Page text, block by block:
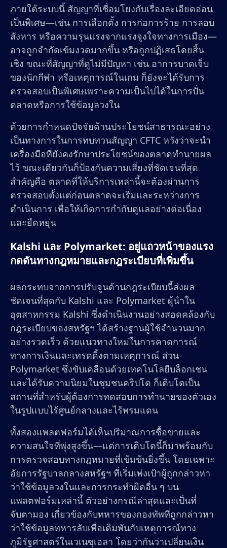
ภายใต้ระบบนี้ สัญญาที่เชื่อมโยงกับเรื่องละเอียดอ่อน
เป็นพิเศษ—เช่น การเลือกตั้ง การก่อการร้าย การลอบ
สังหาร หรือความรุนแรงจากแรงจูงใจทางการเมือง—
อาจถูกจำกัดเข้มงวดมากขึ้น หรือถูกปฏิเสธโดยสิ้น
เชิง ขณะที่สัญญาที่ดูไม่มีปัญหา เช่น อาการบาดเจ็บ
ของนักกีฬา หรือเหตุการณ์ในเกม ก็ยังจะได้รับการ
ตรวจสอบเป็นพิเศษเพราะความเป็นไปได้ในการปั่น
ตลาดหรือการใช้ข้อมูลวงใน
ด้วยการกำหนดปัจจัยด้านประโยชน์สาธารณะอย่าง
เป็นทางการในการทบทวนสัญญา CFTC หวังว่าจะนำ
เครื่องมือที่ยังคงรักษาประโยชน์ของตลาดทำนายผล
ไว้ ขณะเดียวกันก็ป้องกันความเสี่ยงที่ชัดเจนที่สุด
สำคัญคือ ตลาดที่ให้บริการเหล่านี้จะต้องผ่านการ
ตรวจสอบตั้งแต่ก่อนตลาดจะเริ่มและระหว่างการ
ดำเนินการ เพื่อให้เกิดการกำกับดูแลอย่างต่อเนื่อง
และยืดหยุ่น
Kalshi และ Polymarket: อยู่แถวหน้าของแรง
กดดันทางกฎหมายและกฎระเบียบที่เพิ่มขึ้น
ผลกระทบจากการปรับจูนด้านกฎระเบียบนี้ส่งผล
ชัดเจนที่สุดกับ Kalshi และ Polymarket ผู้นำใน
อุตสาหกรรม Kalshi ซึ่งดำเนินงานอย่างสอดคล้องกับ
กฎระเบียบของสหรัฐฯ ได้สร้างฐานผู้ใช้จำนวนมาก
อย่างรวดเร็ว ด้วยแนวทางใหม่ในการคาดการณ์
ทางการเงินและเทรดดิ้งตามเหตุการณ์ ส่วน
Polymarket ซึ่งขับเคลื่อนด้วยเทคโนโลยีบล็อกเชน
และได้รับความนิยมในชุมชนคริปโต ก็เติบโตเป็น
สถานที่สำหรับผู้ต้องการทดสอบการทำนายของตัวเอง
ในรูปแบบไร้ศูนย์กลางและไร้พรมแดน
ทั้งสองแพลตฟอร์มได้เห็นปริมาณการซื้อขายและ
ความสนใจที่พุ่งสูงขึ้น—แต่การเติบโตนี้ก็มาพร้อมกับ
การตรวจสอบทางกฎหมายที่เข้มข้นยิ่งขึ้น โดยเฉพาะ
อัยการรัฐบาลกลางสหรัฐฯ ที่เริ่มเพ่งเป้าผู้ถูกกล่าวหา
ว่าใช้ข้อมูลวงในและการกระทำผิดอื่น ๆ บน
แพลตฟอร์มเหล่านี้ ตัวอย่างกรณีล่าสุดและเป็นที่
จับตามอง เกี่ยวข้องกับทหารของกองทัพที่ถูกกล่าวหา
ว่าใช้ข้อมูลทหารลับเพื่อเดิมพันกับเหตุการณ์ทาง
ภูมิรัฐศาสตร์ในเวเนซุเอลา โดยว่ากันว่าเปลี่ยนเงิน